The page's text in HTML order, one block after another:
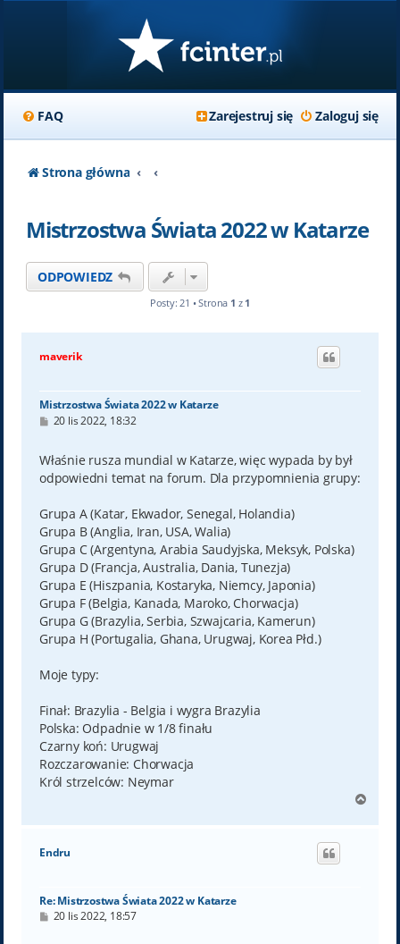
FAQ Zaloguj się
Zarejestruj się
Strona główna
Mistrzostwa Świata 2022 w Katarze
ODPOWIEDZ
Posty: 21 • Strona 1 z 1
maverik
Mistrzostwa Świata 2022 w Katarze
P
t
20 lis 2022, 18:32
Właśnie rusza mundial w Katarze, więc wypada by był
odpowiedni temat na forum. Dla przypomnienia grupy:
Grupa A (Katar, Ekwador, Senegal, Holandia)
Grupa B (Anglia, Iran, USA, Walia)
Grupa C (Argentyna, Arabia Saudyjska, Meksyk, Polska)
Grupa D (Francja, Australia, Dania, Tunezja)
Grupa E (Hiszpania, Kostaryka, Niemcy, Japonia)
Grupa F (Belgia, Kanada, Maroko, Chorwacja)
Grupa G (Brazylia, Serbia, Szwajcaria, Kamerun)
Grupa H (Portugalia, Ghana, Urugwaj, Korea Płd.)
Moje typy:
Finał: Brazylia - Belgia i wygra Brazylia
Polska: Odpadnie w 1/8 finału
Czarny koń: Urugwaj
Rozczarowanie: Chorwacja
Król strzelców: Neymar
g
Endru
Re: Mistrzostwa Świata 2022 w Katarze
P20 lis 2022, 18:57